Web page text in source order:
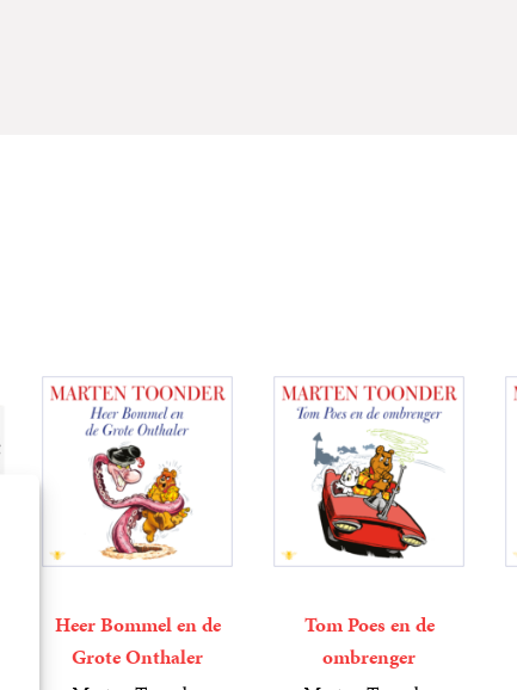
Heer Bommel en de
Grote Onthaler
Tom Poes en de
ombrenger